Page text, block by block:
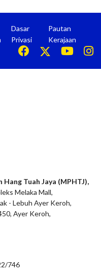
Dasar
Privasi
Pautan
Kerajaan
Tuah Jaya (MPHTJ),
Melaka Mall,
- Lebuh Ayer Keroh,
Ayer Keroh,
746